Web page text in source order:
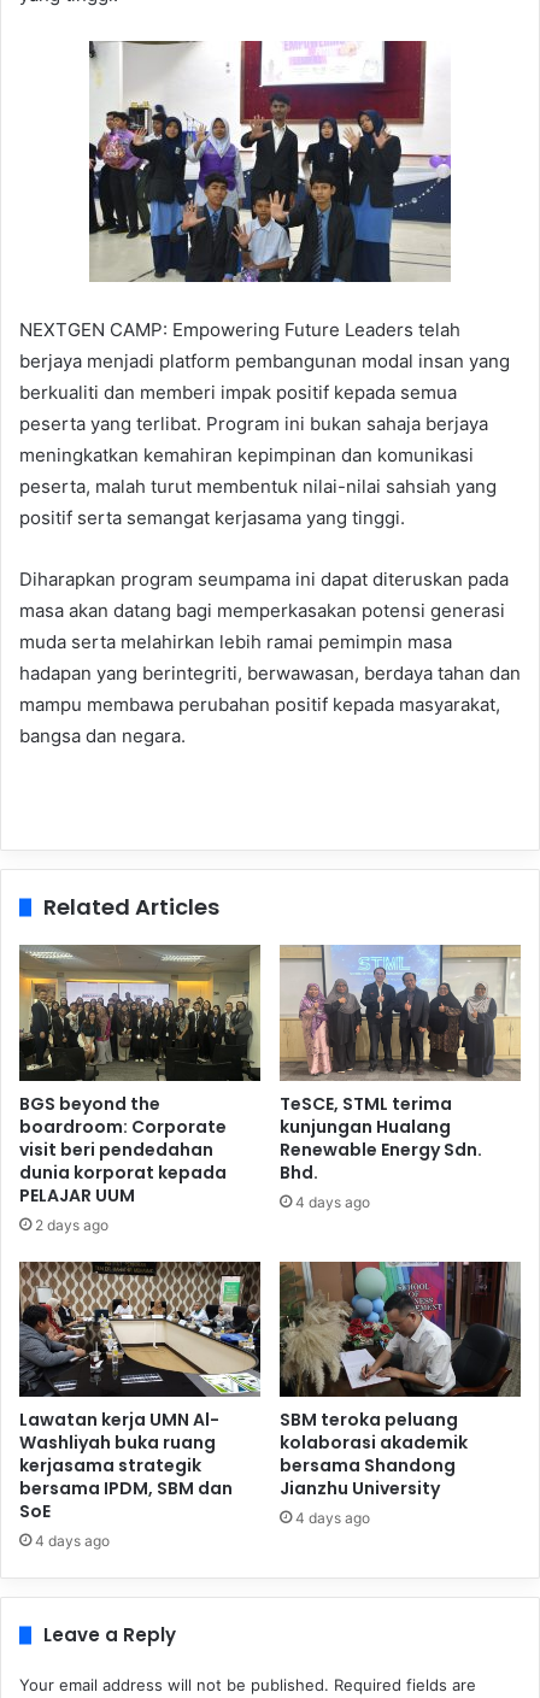
NEXTGEN CAMP: Empowering Future Leaders telah
berjaya menjadi platform pembangunan modal insan yang
berkualiti dan memberi impak positif kepada semua
peserta yang terlibat. Program ini bukan sahaja berjaya
meningkatkan kemahiran kepimpinan dan komunikasi
peserta, malah turut membentuk nilai-nilai sahsiah yang
positif serta semangat kerjasama yang tinggi.
Diharapkan program seumpama ini dapat diteruskan pada
masa akan datang bagi memperkasakan potensi generasi
muda serta melahirkan lebih ramai pemimpin masa
hadapan yang berintegriti, berwawasan, berdaya tahan dan
mampu membawa perubahan positif kepada masyarakat,
bangsa dan negara.
Related Articles
BGS beyond the
boardroom: Corporate
visit beri pendedahan
dunia korporat kepada
PELAJAR UUM
2 days ago
TeSCE, STML terima
kunjungan Hualang
Renewable Energy Sdn.
Bhd.
4 days ago
Lawatan kerja UMN Al-
Washliyah buka ruang
kerjasama strategik
bersama IPDM, SBM dan
SoE
4 days ago
SBM teroka peluang
kolaborasi akademik
bersama Shandong
Jianzhu University
4 days ago
Leave a Reply
Your email address will not be published. Required fields are